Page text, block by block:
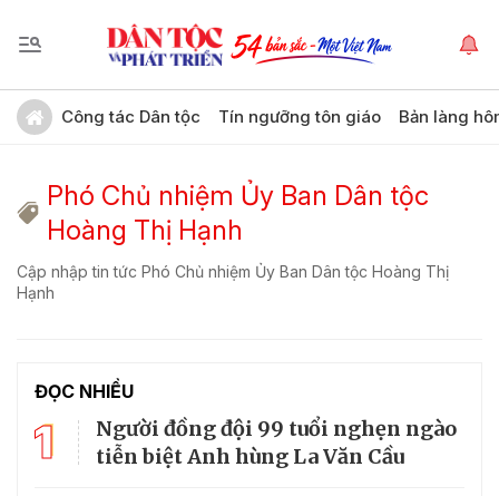
Công tác Dân tộc Tín ngưỡng tôn giáo Bản làng
Phó Chủ nhiệm Ủy Ban Dân tộc
Hoàng Thị Hạnh
Cập nhập tin tức Phó Chủ nhiệm Ủy Ban Dân tộc Hoàng Thị
Hạnh
ĐỌC NHIỀU
1
Người đồng đội 99 tuổi nghẹn ngào
tiễn biệt Anh hùng La Văn Cầu